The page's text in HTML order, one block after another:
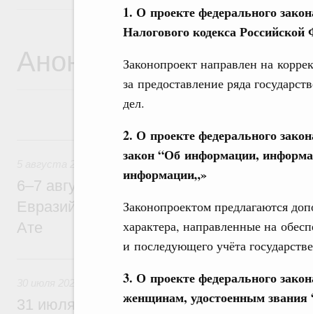
1. О проекте федерального
Налогового кодекса Российской
Законопроект направлен на
за предоставление ряда
дел.
2. О проекте федерального
закон “Об информации,
информации„»
Законопроектом предлагаются
характера, направленные на
и последующего учёта
3. О проекте федерального
женщинам, удостоенным звания
Анонсы
5 августа, среда
6–7 августа Михаил Мишустин примет
Евразийского межправительственного
Ате
31 июля Михаил Мишустин совершит